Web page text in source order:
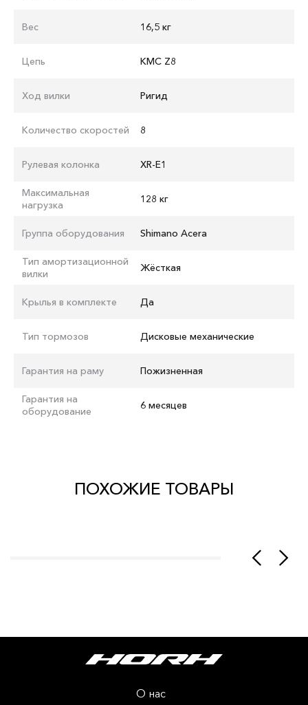
Вес 16,5 кг
Цепь KMC Z8
Ход вилки Ригид
Количество скоростей 8
Рулевая колонка XR-E1
Максимальная
нагрузка
128 кг
Группа оборудования Shimano Acera
Тип амортизационной
вилки
Жёсткая
Крылья в комплекте Да
Тип тормозов Дисковые механические
Гарантия на раму Пожизненная
Гарантия на
оборудование
6 месяцев
ПОХОЖИЕ ТОВАРЫ
О нас